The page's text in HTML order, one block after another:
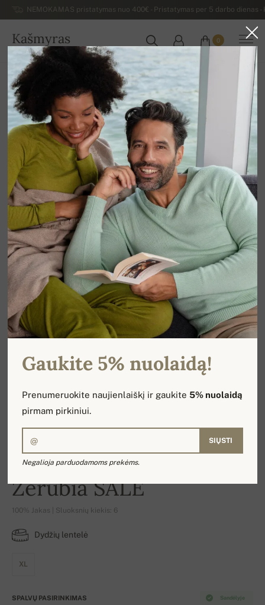
NEMOKAMAS pristatymas nuo 400€ - Pristatymas per 5 darbo dienas
Kašmyras
LIETUVA
0
Atgal MOTERIŠKI MEGZTINIAI
-16%
Zerubia SALE
100% Jakas | Sluoksnių kiekis: 6
Dydžių lentelė
XL
Sandėlyje
SPALVŲ PASIRINKIMAS
Gaukite 5% nuolaidą!
Prenumeruokite naujienlaiškį ir gaukite5% nuolaidą
pirmam pirkiniui.
SIŲSTI
Negalioja parduodamoms prekėms.